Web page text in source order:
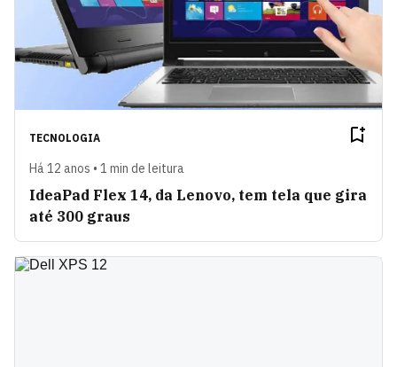
TECNOLOGIA
Há 12 anos • 1 min de leitura
IdeaPad Flex 14, da Lenovo, tem tela que gira
até 300 graus